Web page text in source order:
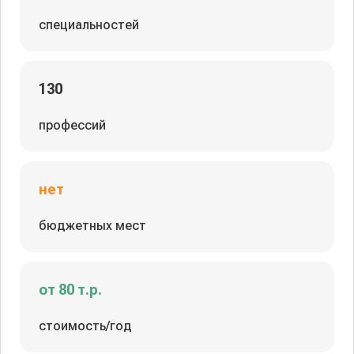
специальностей
130
профессий
нет
бюджетных мест
от 80 т.р.
стоимость/год